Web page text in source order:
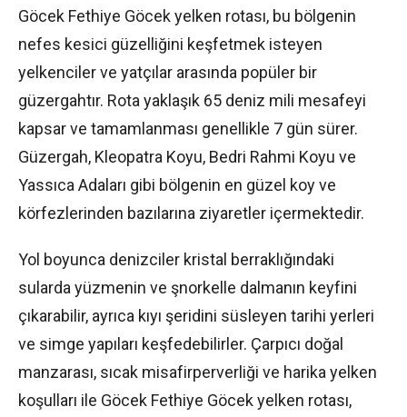
Göcek Fethiye Göcek yelken rotası, bu bölgenin
nefes kesici güzelliğini keşfetmek isteyen
yelkenciler ve yatçılar arasında popüler bir
güzergahtır. Rota yaklaşık 65 deniz mili mesafeyi
kapsar ve tamamlanması genellikle 7 gün sürer.
Güzergah, Kleopatra Koyu, Bedri Rahmi Koyu ve
Yassıca Adaları gibi bölgenin en güzel koy ve
körfezlerinden bazılarına ziyaretler içermektedir.
Yol boyunca denizciler kristal berraklığındaki
sularda yüzmenin ve şnorkelle dalmanın keyfini
çıkarabilir, ayrıca kıyı şeridini süsleyen tarihi yerleri
ve simge yapıları keşfedebilirler. Çarpıcı doğal
manzarası, sıcak misafirperverliği ve harika yelken
koşulları ile Göcek Fethiye Göcek yelken rotası,